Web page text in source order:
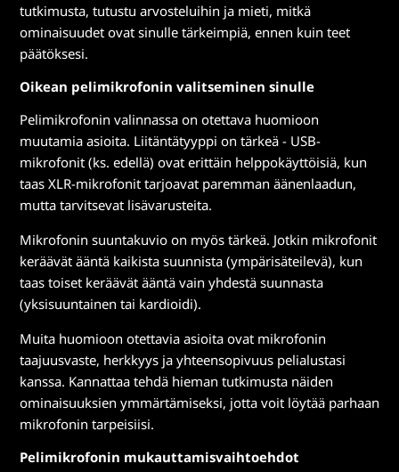
tutkimusta, tutustu arvosteluihin ja mieti, mitkä
ominaisuudet ovat sinulle tärkeimpiä, ennen kuin teet
päätöksesi.
Oikean pelimikrofonin valitseminen sinulle
Pelimikrofonin valinnassa on otettava huomioon
muutamia asioita. Liitäntätyyppi on tärkeä - USB-
mikrofonit (ks. edellä) ovat erittäin helppokäyttöisiä, kun
taas XLR-mikrofonit tarjoavat paremman äänenlaadun,
mutta tarvitsevat lisävarusteita.
Mikrofonin suuntakuvio on myös tärkeä. Jotkin mikrofonit
keräävät ääntä kaikista suunnista (ympärisäteilevä), kun
taas toiset keräävät ääntä vain yhdestä suunnasta
(yksisuuntainen tai kardioidi).
Muita huomioon otettavia asioita ovat mikrofonin
taajuusvaste, herkkyys ja yhteensopivuus pelialustasi
kanssa. Kannattaa tehdä hieman tutkimusta näiden
ominaisuuksien ymmärtämiseksi, jotta voit löytää parhaan
mikrofonin tarpeisiisi.
Pelimikrofonin mukauttamisvaihtoehdot